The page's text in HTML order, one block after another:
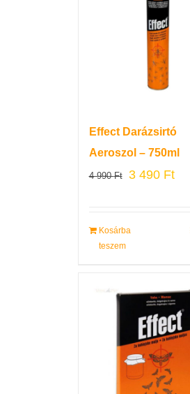
Effect Darázsirtó
Aeroszol – 750ml
4 990Ft 3 490 Ft
Kosárba
teszem